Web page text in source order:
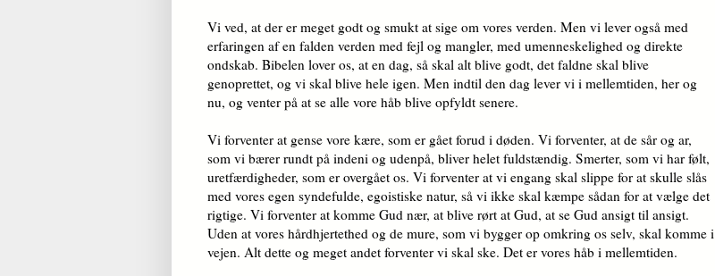
Vi ved, at der er meget godt og smukt at sige om vores verden. Men vi lever også med
erfaringen af en falden verden med fejl og mangler, med umenneskelighed og direkte
ondskab. Bibelen lover os, at en dag, så skal alt blive godt, det faldne skal blive
genoprettet, og vi skal blive hele igen. Men indtil den dag lever vi i mellemtiden, her og
nu, og venter på at se alle vore håb blive opfyldt senere.
Vi forventer at gense vore kære, som er gået forud i døden. Vi forventer, at de sår og ar,
som vi bærer rundt på indeni og udenpå, bliver helet fuldstændig. Smerter, som vi har følt,
uretfærdigheder, som er overgået os. Vi forventer at vi engang skal slippe for at skulle slås
med vores egen syndefulde, egoistiske natur, så vi ikke skal kæmpe sådan for at vælge det
rigtige. Vi forventer at komme Gud nær, at blive rørt at Gud, at se Gud ansigt til ansigt.
Uden at vores hårdhjertethed og de mure, som vi bygger op omkring os selv, skal komme i
vejen. Alt dette og meget andet forventer vi skal ske. Det er vores håb i mellemtiden.